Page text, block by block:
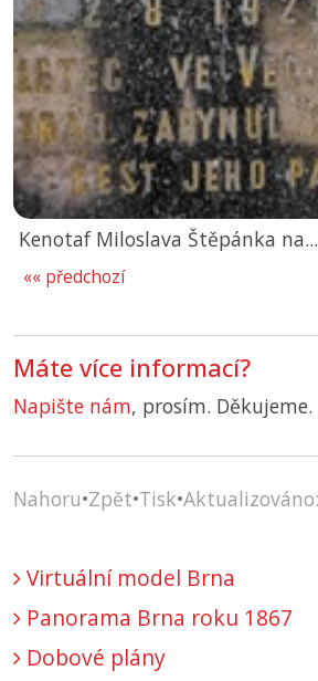
Kenotaf Miloslava Štěpánka na...
«« předchozí
Máte více informací?
Napište nám, prosím. Děkujeme.
Nahoru•Zpět•Tisk•
Virtuální model Brna
Panorama Brna roku 1867
Dobové plány